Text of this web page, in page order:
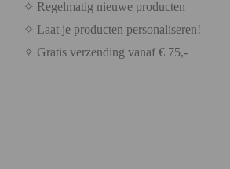
✧ Regelmatig nieuwe producten
✧ Laat je producten personaliseren!
✧ Gratis verzending vanaf € 75,-